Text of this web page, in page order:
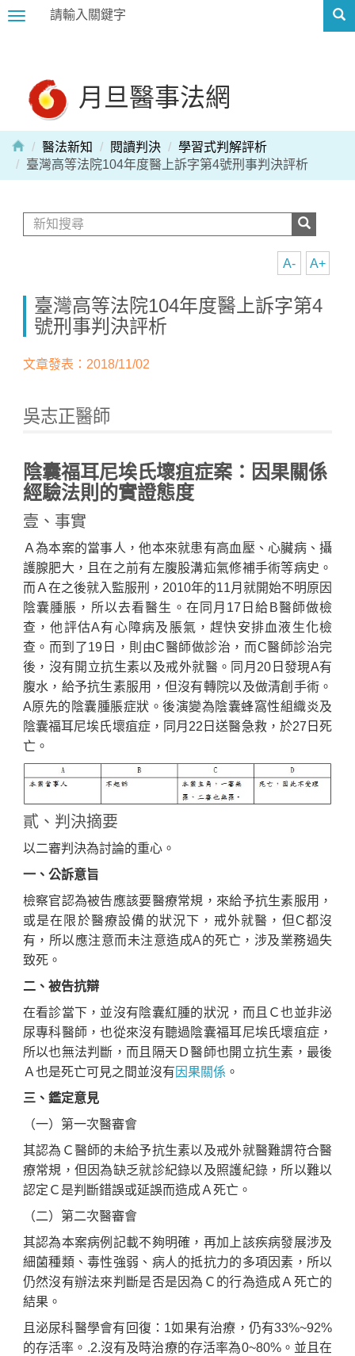
Toggle
月旦醫事法網
醫法新知 閱讀判決
學習式判解評析
臺灣高等法院104年度醫上訴字第4號刑事判決評析
A+
A-
臺灣高等法院104年度醫上訴字第4
號刑事判決評析
文章發表：2018/11/02
吳志正醫師
陰囊福耳尼埃氏壞疽症案：因果關係
經驗法則的實證態度
壹、事實
Ａ為本案的當事人，他本來就患有高血壓、心臟病、攝
護腺肥大，且在之前有左腹股溝疝氣修補手術等病史。
而Ａ在之後就入監服刑，2010年的11月就開始不明原因
陰囊腫脹，所以去看醫生。在同月17日給B醫師做檢
查，他評估A有心障病及脹氣，趕快安排血液生化檢
查。而到了19日，則由C醫師做診治，而C醫師診治完
後，沒有開立抗生素以及戒外就醫。同月20日發現A有
腹水，給予抗生素服用，但沒有轉院以及做清創手術。
A原先的陰囊腫脹症狀。後演變為陰囊蜂窩性組織炎及
陰囊福耳尼埃氏壞疽症，同月22日送醫急救，於27日死
亡。
貳、判決摘要
以二審判決為討論的重心。
一、公訴意旨
檢察官認為被告應該要醫療常規，來給予抗生素服用，
或是在限於醫療設備的狀況下，戒外就醫，但C都沒
有，所以應注意而未注意造成A的死亡，涉及業務過失
致死。
二、被告抗辯
在看診當下，並沒有陰囊紅腫的狀況，而且Ｃ也並非泌
尿專科醫師，也從來沒有聽過陰囊福耳尼埃氏壞疽症，
所以也無法判斷，而且隔天Ｄ醫師也開立抗生素，最後
Ａ也是死亡可見之間並沒有 因果關係 。
三、鑑定意見
（一）第一次醫審會
其認為Ｃ醫師的未給予抗生素以及戒外就醫難謂符合醫
療常規，但因為缺乏就診紀錄以及照護紀錄，所以難以
認定Ｃ是判斷錯誤或延誤而造成Ａ死亡。
（二）第二次醫審會
其認為本案病例記載不夠明確，再加上該疾病發展涉及
細菌種類、毒性強弱、病人的抵抗力的多項因素，所以
仍然沒有辦法來判斷是否是因為Ｃ的行為造成Ａ死亡的
結果。
且泌尿科醫學會有回復：1如果有治療，仍有33%~92%
的存活率。.2.沒有及時治療的存活率為0~80%。並且在